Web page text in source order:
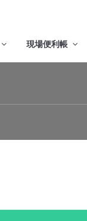
現場便利帳